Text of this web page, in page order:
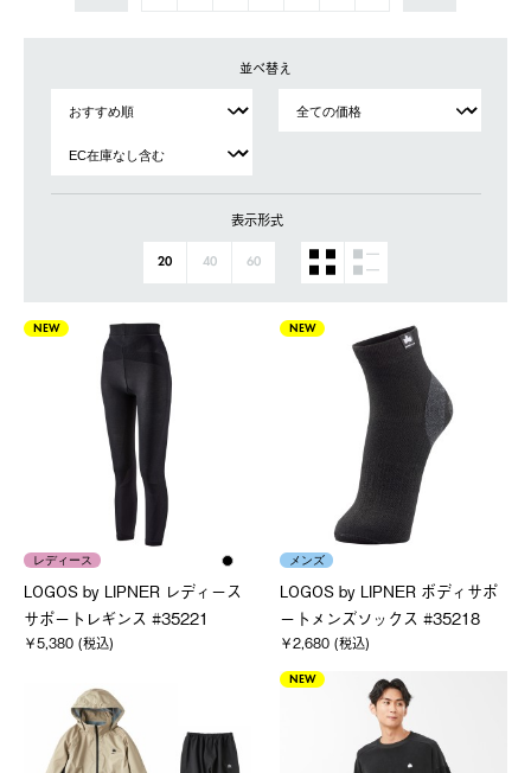
並べ替え
表示形式
20 40 60
NEW
レディース
LOGOS by LIPNER レディース
サポートレギンス #35221
￥5,380 (税込)
NEW
メンズ
LOGOS by LIPNER ボディサポ
ートメンズソックス #35218
￥2,680 (税込)
NEW